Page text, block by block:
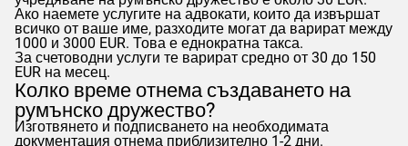
Ако наемете услугите на адвокати, които да извършат
всичко от ваше име, разходите могат да варират между
1000 и 3000 EUR. Това е еднократна такса.
За счетоводни услуги те варират средно от 30 до 150
EUR на месец.
Колко време отнема създаването на
румънско дружество?
Изготвянето и подписването на необходимата
документация отнема приблизително 1-2 дни.